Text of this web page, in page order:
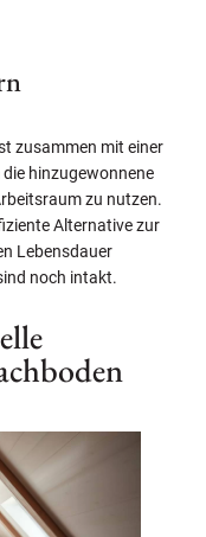
zusammen mit einer
hinzugewonnene
zu nutzen.
Alternative zur
Lebensdauer
noch intakt.